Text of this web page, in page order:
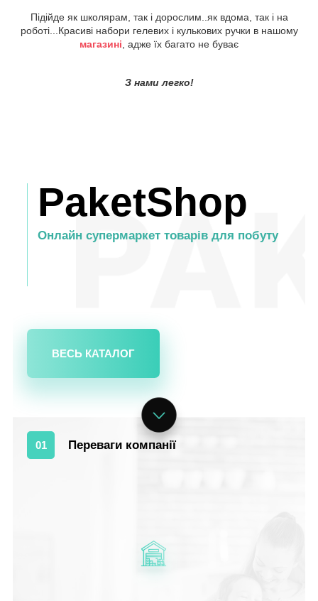
Підійде як школярам, так і дорослим..як вдома, так і на
роботі...Красиві набори гелевих і кулькових ручки в нашому
магазині , адже їх багато не буває
З нами легко!
PaketShop
Онлайн супермаркет товарів для побуту
ВЕСЬ КАТАЛОГ
01 Переваги компанії